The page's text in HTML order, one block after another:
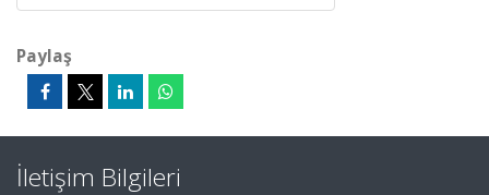
Paylaş
İletişim Bilgileri